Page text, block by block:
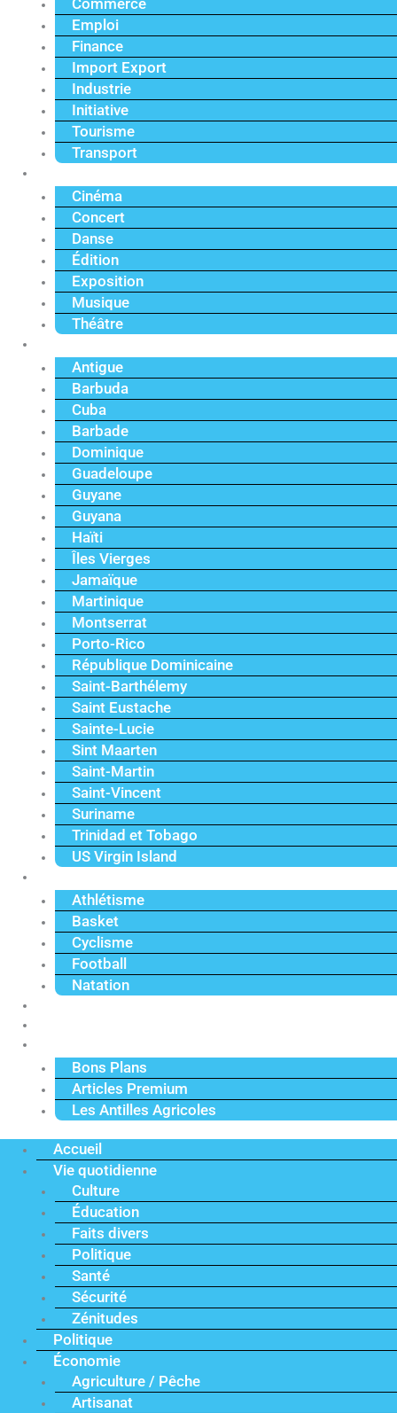
Commerce
Emploi
Finance
Import Export
Industrie
Initiative
Tourisme
Transport
Cinéma
Concert
Danse
Édition
Exposition
Musique
Théâtre
Antigue
Barbuda
Cuba
Barbade
Dominique
Guadeloupe
Guyane
Guyana
Haïti
Îles Vierges
Jamaïque
Martinique
Montserrat
Porto-Rico
République Dominicaine
Saint-Barthélemy
Saint Eustache
Sainte-Lucie
Sint Maarten
Saint-Martin
Saint-Vincent
Suriname
Trinidad et Tobago
US Virgin Island
Athlétisme
Basket
Cyclisme
Football
Natation
Bons Plans
Articles Premium
Les Antilles Agricoles
Accueil
Vie quotidienne
Culture
Éducation
Faits divers
Politique
Santé
Sécurité
Zénitudes
Politique
Économie
Agriculture / Pêche
Artisanat